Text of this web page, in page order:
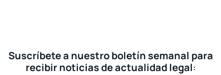
Suscríbete a nuestro boletín semanal para
recibir noticias de actualidad legal: